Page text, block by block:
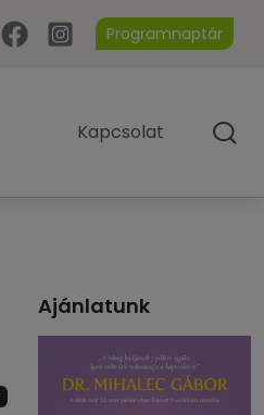
Programnaptár
Kapcsolat
Ajánlatunk